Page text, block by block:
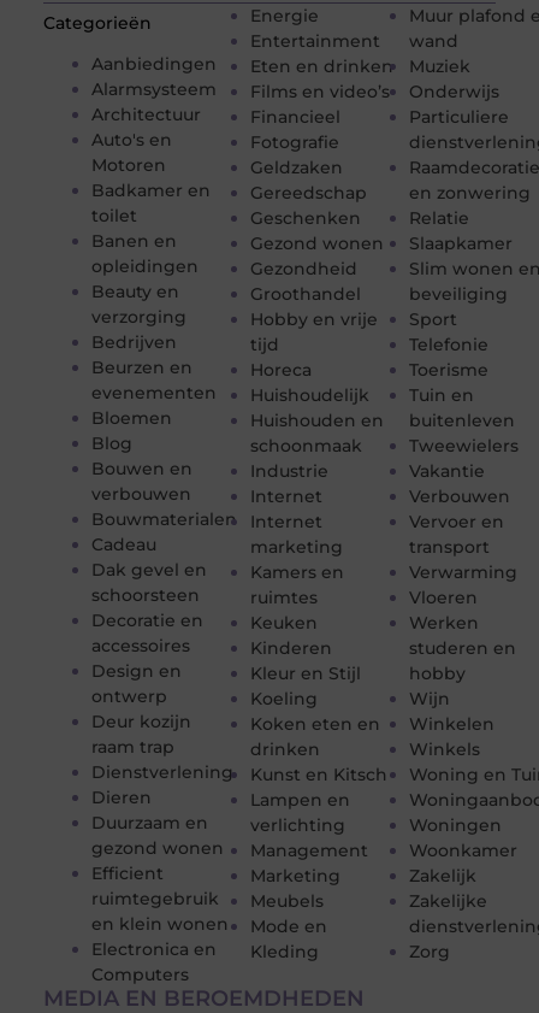
Categorieën
Aanbiedingen
Alarmsysteem
Architectuur
Auto's en
Motoren
Badkamer en
toilet
Banen en
opleidingen
Beauty en
verzorging
Bedrijven
Beurzen en
evenementen
Bloemen
Blog
Bouwen en
verbouwen
Bouwmaterialen
Cadeau
Dak gevel en
schoorsteen
Decoratie en
accessoires
Design en
ontwerp
Deur kozijn
raam trap
Dienstverlening
Dieren
Duurzaam en
gezond wonen
Efficient
ruimtegebruik
en klein wonen
Electronica en
Computers
Energie
Entertainment
Eten en drinken
Films en video’s
Financieel
Fotografie
Geldzaken
Gereedschap
Geschenken
Gezond wonen
Gezondheid
Groothandel
Hobby en vrije
tijd
Horeca
Huishoudelijk
Huishouden en
schoonmaak
Industrie
Internet
Internet
marketing
Kamers en
ruimtes
Keuken
Kinderen
Kleur en Stijl
Koeling
Koken eten en
drinken
Kunst en Kitsch
Lampen en
verlichting
Management
Marketing
Meubels
Mode en
Kleding
Muur plafond
wand
Muziek
Onderwijs
Particuliere
en zonwering
Relatie
Slaapkamer
Slim wonen
beveiliging
Sport
Telefonie
Toerisme
Tuin en
buitenleven
Tweewielers
Vakantie
Verbouwen
Vervoer en
transport
Verwarming
Vloeren
Werken
studeren en
hobby
Wijn
Winkelen
Winkels
Woning en
Woningen
Woonkamer
Zakelijk
Zakelijke
Zorg
MEDIA EN BEROEMDHEDEN